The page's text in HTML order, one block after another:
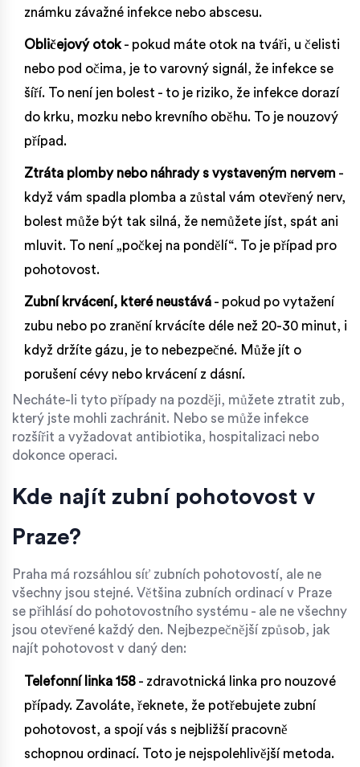
známku závažné infekce nebo abscesu.
Obličejový otok- pokud máte otok na tváři, u čelisti
nebo pod očima, je to varovný signál, že infekce se
šíří. To není jen bolest - to je riziko, že infekce dorazí
do krku, mozku nebo krevního oběhu. To je nouzový
případ.
Ztráta plomby nebo náhrady s vystaveným nervem -
když vám spadla plomba a zůstal vám otevřený nerv,
bolest může být tak silná, že nemůžete jíst, spát ani
mluvit. To není „počkej na pondělí“. To je případ pro
pohotovost.
Zubní krvácení, které neustává - pokud po vytažení
zubu nebo po zranění krvácíte déle než 20-30 minut, i
když držíte gázu, je to nebezpečné. Může jít o
porušení cévy nebo krvácení z dásní.
Necháte-li tyto případy na později, můžete ztratit zub,
který jste mohli zachránit. Nebo se může infekce
rozšířit a vyžadovat antibiotika, hospitalizaci nebo
dokonce operaci.
Kde najít zubní pohotovost v
Praze?
Praha má rozsáhlou síť zubních pohotovostí, ale ne
všechny jsou stejné. Většina zubních ordinací v Praze
se přihlásí do pohotovostního systému - ale ne všechny
jsou otevřené každý den. Nejbezpečnější způsob, jak
najít pohotovost v daný den:
Telefonní linka 158 - zdravotnická linka pro nouzové
případy. Zavoláte, řeknete, že potřebujete zubní
pohotovost, a spojí vás s nejbližší pracovně
schopnou ordinací. Toto je nejspolehlivější metoda.